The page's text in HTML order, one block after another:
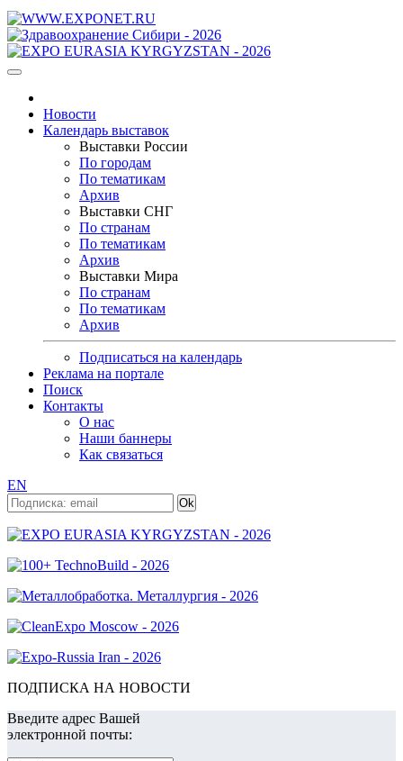
Новости
Календарь выставок
Выставки России
По городам
По тематикам
Архив
Выставки СНГ
По странам
По тематикам
Архив
Выставки Мира
По странам
По тематикам
Архив
Подписаться на календарь
Реклама на портале
Поиск
Контакты
О нас
Наши баннеры
Как связаться
EN
ПОДПИСКА НА НОВОСТИ
Введите адрес Вашей
электронной почты: